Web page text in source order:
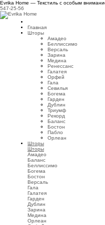
Evrika Home — Текстиль с особым
547-25-56
Главная
Шторы
Амадео
Беллиссимо
Версаль
Зарина
Медина
Ренессанс
Галатея
Орфей
Гала
Севилья
Богема
Гарден
Дублин
Триумф
Рекорд
Баланс
Бостон
Пабло
Орлеан
Шторы
Шторы
Амадео
Баланс
Беллиссимо
Богема
Бостон
Версаль
Гала
Галатея
Гарден
Дублин
Зарина
Медина
Орлеан